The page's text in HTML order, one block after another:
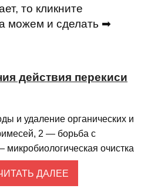
то кликните
можем и сделать ➡
действия перекиси
и удаление органических и
2 — борьба с
очистка
ДАЛЕЕ